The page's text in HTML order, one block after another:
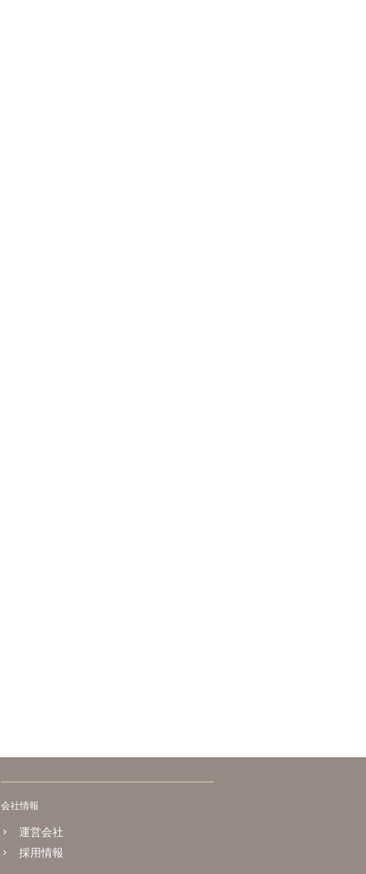
会社情報
運営会社
採用情報